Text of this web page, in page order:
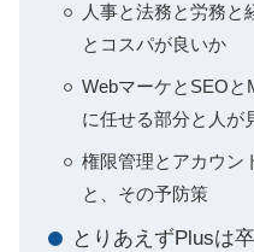
人事と法務と労務と
とコスパが良いか
WebマーケとSEO
に任せる部分と人が
権限管理とアカウン
と、その予防策
とりあえずPlusは